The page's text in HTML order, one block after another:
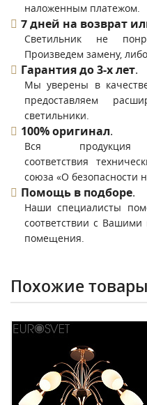
наложенным платежом.
7 дней на возврат
Светильник не
Произведем замену,
Гарантия до 3-х лет.
Мы уверены в
предоставляем
светильники.
100% оригинал.
Вся продукция
соответствия
союза «О безопасности
Помощь в подборе.
Наши специалисты
соответствии с
помещения.
Похожие товары